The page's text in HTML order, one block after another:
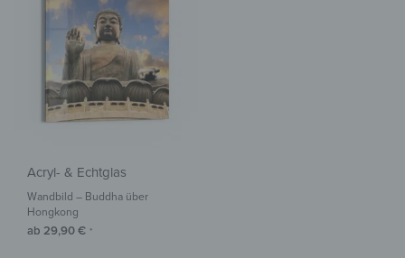
Acryl- & Echtglas
Wandbild – Buddha über
Hongkong
ab 29,90€ *